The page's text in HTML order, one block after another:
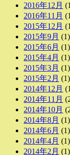
2016年12月
2016年11月
2015年12月
2015年9月 (1)
2015年6月 (1)
2015年4月 (1)
2015年3月 (1)
2015年2月 (1)
2014年12月
2014年11月
2014年10月
2014年8月 (1)
2014年6月 (1)
2014年4月 (1)
2014年2月 (1)